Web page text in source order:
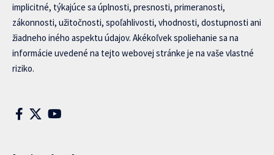
implicitné, týkajúce sa úplnosti, presnosti, primeranosti,
zákonnosti, užitočnosti, spoľahlivosti, vhodnosti, dostupnosti ani
žiadneho iného aspektu údajov. Akékoľvek spoliehanie sa na
informácie uvedené na tejto webovej stránke je na vaše vlastné
riziko.